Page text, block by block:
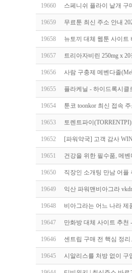
19660 스페니쉬 플라이 낱개
19659 무료툰 최신 주소 안내
19658 뉴토끼 대체 웹툰 사이트
19657 트리아자비린 250mg x
19656 사람 구충제 메벤다졸
19655 플라케닐 - 하이드록시클
19654 툰코 toonkor 최신 접속
19653 토렌트파이
19652 [파워약국] 고객 감사
19651 건강을 위한 필수품, 메
19650 직장인 소개팅 만남 어
19649 익산 파워맨비아그라
19648 비아그라는 어느 나라
19647 만화방 대체 사이트 추
19646 센트립 구매 전 핵심 정리
19645 시알리스를 처방 없이 구